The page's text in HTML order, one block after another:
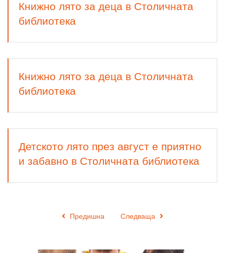
Книжно лято за деца в Столичната
библиотека
Книжно лято за деца в Столичната
библиотека
Детското лято през август е приятно
и забавно в Столичната библиотека
Предишна Следваща